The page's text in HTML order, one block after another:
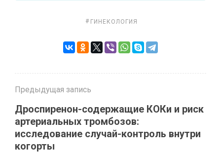
ГИНЕКОЛОГИЯ
Предыдущая запись
Дроспиренон-содержащие КОКи и риск
артериальных тромбозов:
исследование случай-контроль внутри
когорты